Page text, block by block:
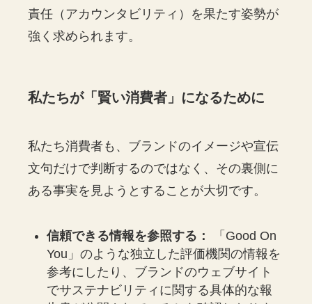
責任（アカウンタビリティ）を果たす姿勢が
強く求められます。
私たちが「賢い消費者」になるために
私たち消費者も、ブランドのイメージや宣伝
文句だけで判断するのではなく、その裏側に
ある事実を見ようとすることが大切です。
信頼できる情報を参照する：
「Good On
You」のような独立した評価機関の情報を
参考にしたり、ブランドのウェブサイト
でサステナビリティに関する具体的な報